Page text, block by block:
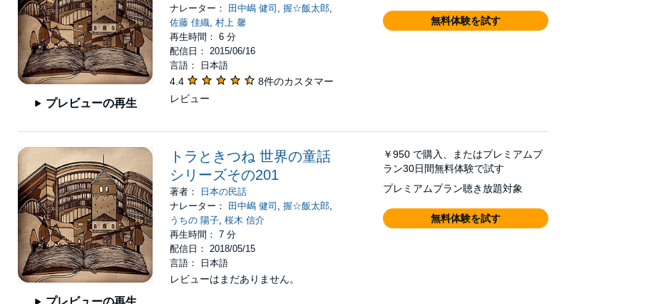
プレビューの再生
ナレーター：
田中嶋 健司 ,握☆飯太郎
佐藤 佳織 ,村上 馨
再生時間： 6 分
配信日： 2015/06/16
言語： 日本語
4.4
8件のカスタマー
レビュー
無料体験を試す
プレビューの再生
トラときつね 世界の童話
シリーズその201
著者：
日本の民話
ナレーター：
田中嶋 健司 ,握☆飯太郎,
うちの 陽子,桜木 信介
再生時間： 7 分
配信日： 2018/05/15
言語： 日本語
レビューはまだありません。
￥950 で購入、またはプレミアムプ
ラン30日間無料体験で試す
プレミアムプラン聴き放題対象
無料体験を試す